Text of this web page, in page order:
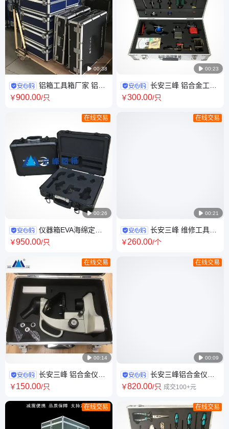
 00:38
铝箱工具箱厂家 铝合
金箱定制 航空箱批发找长安三
￥900.00/只
 00:26
在线交易
仪器箱EVA海绵定制
铝合金密码箱仪表箱加工长安
￥950.00/只
 00:14
在线交易
长安三峰 铝合金仪器
箱定做 仪表配件附件箱加工 仪
￥150.00/只
在线交易
 00:23
长安三峰 铝合金工具
箱 手提箱定制铝箱 设备保护运
￥300.00/只
 00:21
在线交易
长安三峰 维修工具箱
检修作业箱 设备检测箱 工具铝
￥260.00/个
 00:09
在线交易
长安三峰铝合金仪器
箱 440*350*260规格 银色拉杆
￥820.00/只 成交100+元
在线交易